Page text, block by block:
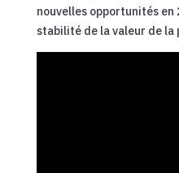
nouvelles opportunités en
stabilité de la valeur de la